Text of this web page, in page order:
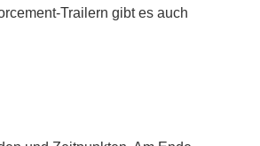
Trailern gibt es auch